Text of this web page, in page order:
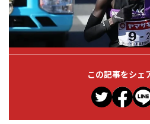
この記事をシェ